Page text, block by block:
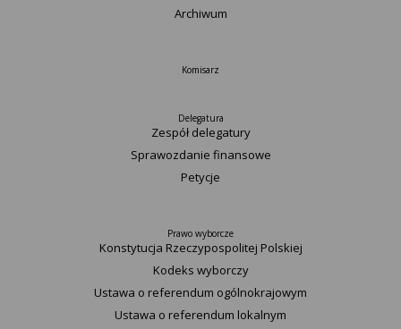
Archiwum
Komisarz
Delegatura
Zespół delegatury
Sprawozdanie finansowe
Petycje
Prawo wyborcze
Konstytucja Rzeczypospolitej Polskiej​
Kodeks wyborczy
Ustawa o referendum ogólnokrajowym
Ustawa o referendum lokalnym